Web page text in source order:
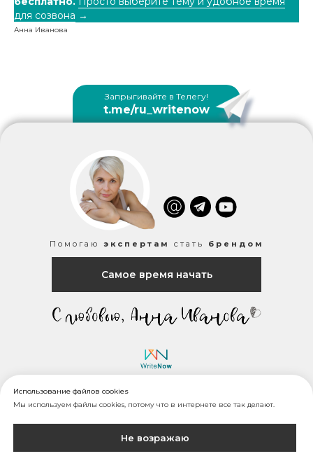
для созвона →
Анна Иванова
Самое время начать
Помогаю экспертам стать брендом
© WriteNow, 2016—2026
интеллектом. Содержание сайта охраняется законом
об авторском праве и смежных правах. Использование
материалов сайта допустимо толькос разрешения
правообладателя. Можно цитировать, но не копировать.
Запрыгивайте в Телегу!
t.me/ru_writenow
Использование файлов cookies
Мы используем файлы cookies, потому что в интернете все так делают.
Не возражаю